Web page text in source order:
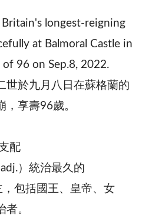
longest-reigning
at Balmoral Castle in
96 on Sep.8, 2022.
世於九月八日在蘇格蘭的
，享壽96歲。
配
）統治最久的
包括國王、皇帝、女
。